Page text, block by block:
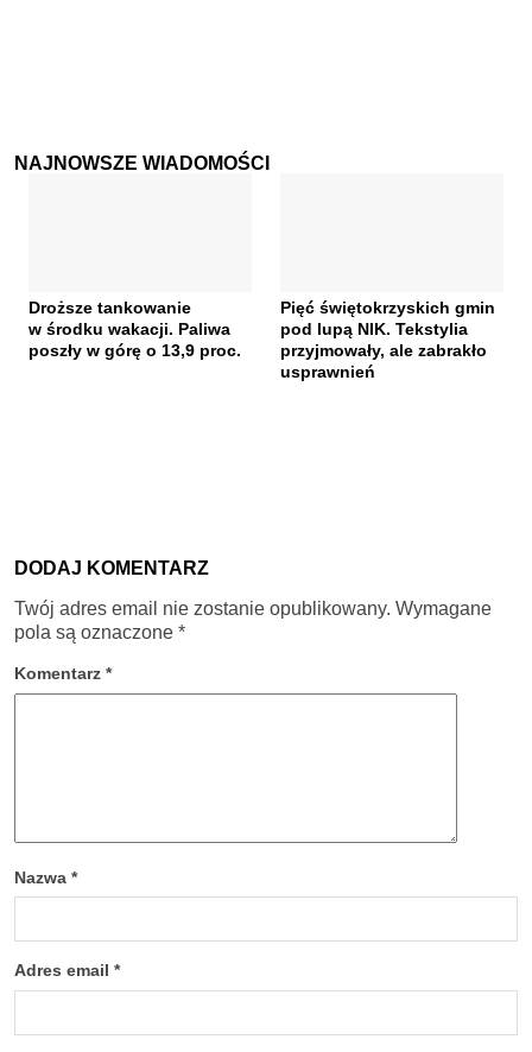
NAJNOWSZE WIADOMOŚCI
Droższe tankowanie
w środku wakacji. Paliwa
poszły w górę o 13,9 proc.
Pięć świętokrzyskich gmin
pod lupą NIK. Tekstylia
przyjmowały, ale zabrakło
usprawnień
DODAJ KOMENTARZ
Twój adres email nie zostanie opublikowany. Wymagane
pola są oznaczone *
Komentarz *
Nazwa *
Adres email *